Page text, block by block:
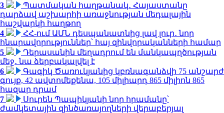
3
Պատմական հաղթանակ․ Հայաստանը
դարձավ աշխարհի առաջնության մեդալային
հաշվարկի հաղթող
4
ՀՀ-ում ԱՄՆ դեսպանատնից լավ լուր․ նոր
հնարավորություններ՝ հայ զինվորականների համար
5
Դերասանին մեղադրում են մանկապղծության
մեջ․ նա ձերբակալվել է
6
Գագիկ Ծառուկյանից կբռնագանձվի 75 անշարժ
գույք, 42 ավտոմեքենա, 105 միլիարդ 865 միլիոն 865
հազար դրամ
7
Սուրեն Պապիկյանի նոր հրամանը՝
ժամկետային զինծառայողների վերաբերյալ